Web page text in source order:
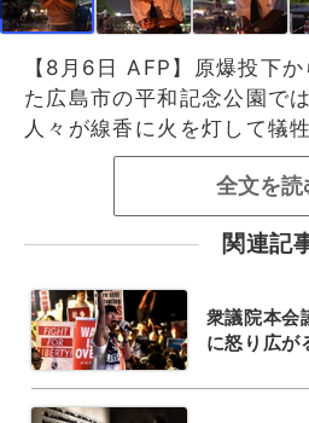
【8月6日 AFP】原爆投下
た広島市の平和記念公園で
人々が線香に火を灯して犠
全文を読
関連記
衆議院本会
に怒り広が